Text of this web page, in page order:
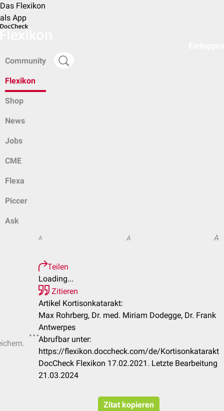
Das Flexikon
als App
Community
Flexikon
Shop
News
Jobs
CME
Flexa
Piccer
Ask
A A A
Teilen
Loading...
Zitieren
Artikel Kortisonkatarakt:
Max Rohrberg, Dr. med. Miriam Dodegge, Dr. Frank
Antwerpes
Abrufbar unter:
https://flexikon.doccheck.com/de/Kortisonkatarakt
DocCheck Flexikon 17.02.2021. Letzte Bearbeitung
21.03.2024
Zitat kopieren